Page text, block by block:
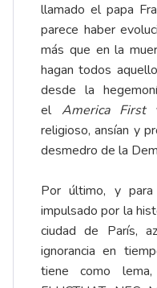
llamado el papa
parece haber
más que en la
hagan todos
desde la
el America Firsty
religioso, ansían y
desmedro de la
Por último, y
impulsado por la
ciudad de París,
ignorancia en
tiene como